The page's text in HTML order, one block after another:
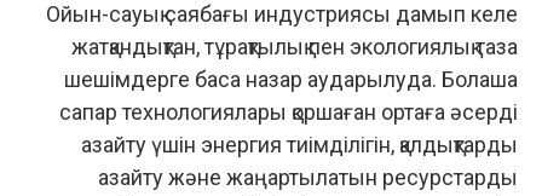
Ойын-сауық саябағы индустриясы дамып келе
жатқандықтан, тұрақтылық пен экологиялық таза
шешімдерге баса назар аударылуда. Болашақ
сапар технологиялары қоршаған ортаға әсерді
азайту үшін энергия тиімділігін, қалдықтарды
азайту және жаңартылатын ресурстарды